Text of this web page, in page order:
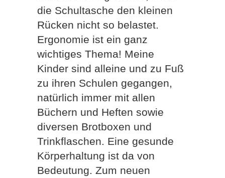
die Schultasche den kleinen
Rücken nicht so belastet.
Ergonomie ist ein ganz
wichtiges Thema! Meine
Kinder sind alleine und zu Fuß
zu ihren Schulen gegangen,
natürlich immer mit allen
Büchern und Heften sowie
diversen Brotboxen und
Trinkflaschen. Eine gesunde
Körperhaltung ist da von
Bedeutung. Zum neuen